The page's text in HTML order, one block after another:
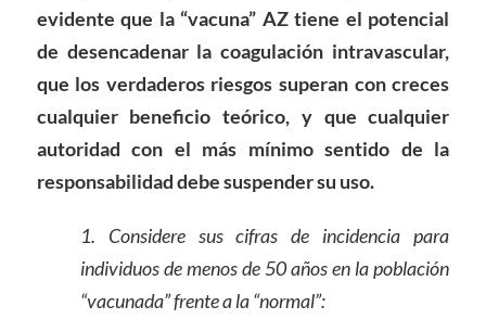
evidente que la “vacuna” AZ tiene el potencial
de desencadenar la coagulación intravascular,
que los verdaderos riesgos superan con creces
cualquier beneficio teórico, y que cualquier
autoridad con el más mínimo sentido de la
responsabilidad debe suspender su uso.
1. Considere sus cifras de incidencia para
individuos de menos de 50 años en la población
“vacunada” frente a la “normal”: